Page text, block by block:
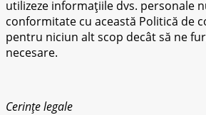
utilizeze informațiile dvs. personale
conformitate cu această Politică de
pentru niciun alt scop decât să ne
necesare.
Cerințe legale